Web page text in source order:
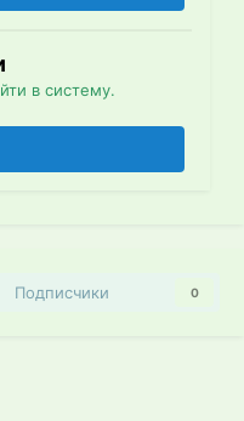
в систему.
Подписчики 0